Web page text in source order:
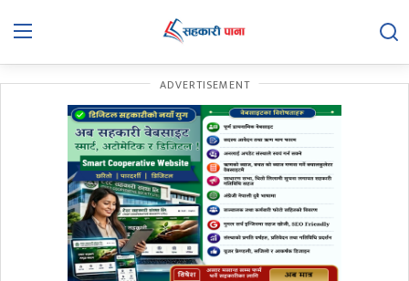
सहकारी गतिविधि
ADVERTISEMENT